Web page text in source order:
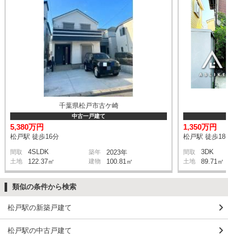
千葉県松戸市古ケ崎
中古一戸建て
5,380万円
松戸駅 徒歩16分
間取 4SLDK 築年 2023年
土地 122.37㎡ 建物 100.81㎡
1,350万円
松戸駅 徒歩18
間取 3DK
土地 89.71㎡
類似の条件から検索
松戸駅の新築戸建て
松戸駅の中古戸建て